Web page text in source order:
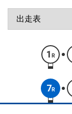
1 R
7 R